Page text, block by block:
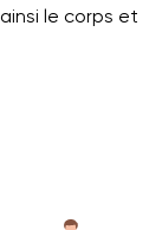
le corps et